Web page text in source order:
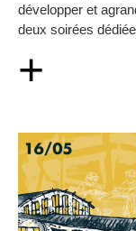
développer et
deux soirées
+